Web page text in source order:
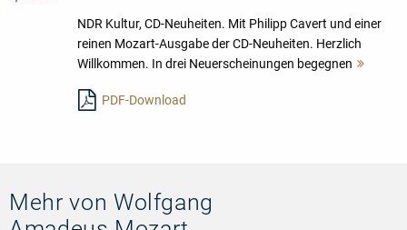
NDR Kultur, CD-Neuheiten. Mit Philipp Cavert und einer
reinen Mozart-Ausgabe der CD-Neuheiten. Herzlich
Willkommen. In drei Neuerscheinungen begegnen
PDF-Download
Mehr von Wolfgang